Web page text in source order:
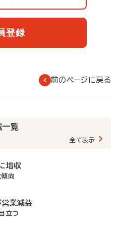
登録
前のページに戻る
一覧
全て表示
増収
向
営業減益
立つ